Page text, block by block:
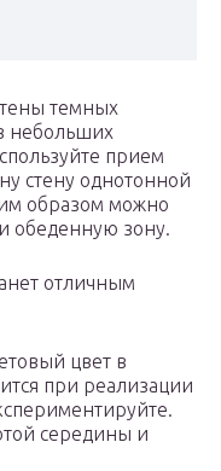
темных
небольших
прием
стену однотонной
образом можно
обеденную зону.
отличным
цвет в
при реализации
середины и